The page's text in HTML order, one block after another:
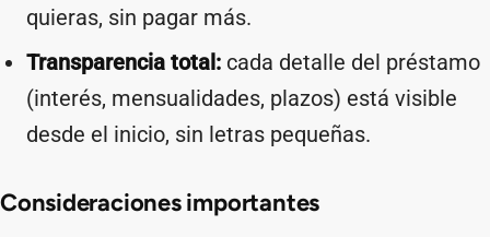
quieras, sin pagar más.
Transparencia total: cada detalle del préstamo
(interés, mensualidades, plazos) está visible
desde el inicio, sin letras pequeñas.
Consideraciones importantes